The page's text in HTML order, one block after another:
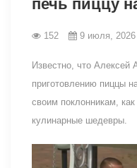
печь пиццу
152 9 июля, 2026
Известно, что Алексей
приготовлению пиццы
своим поклонникам,
кулинарные шедевры.